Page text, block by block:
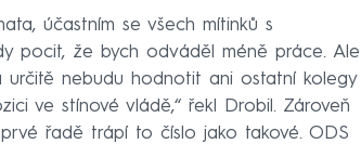
účastním se všech mítinků s
pocit, že bych odváděl méně práce. Ale
určitě nebudu hodnotit ani ostatní kolegy
ve stínové vládě,“ řekl Drobil. Zároveň
řadě trápí to číslo jako takové. ODS